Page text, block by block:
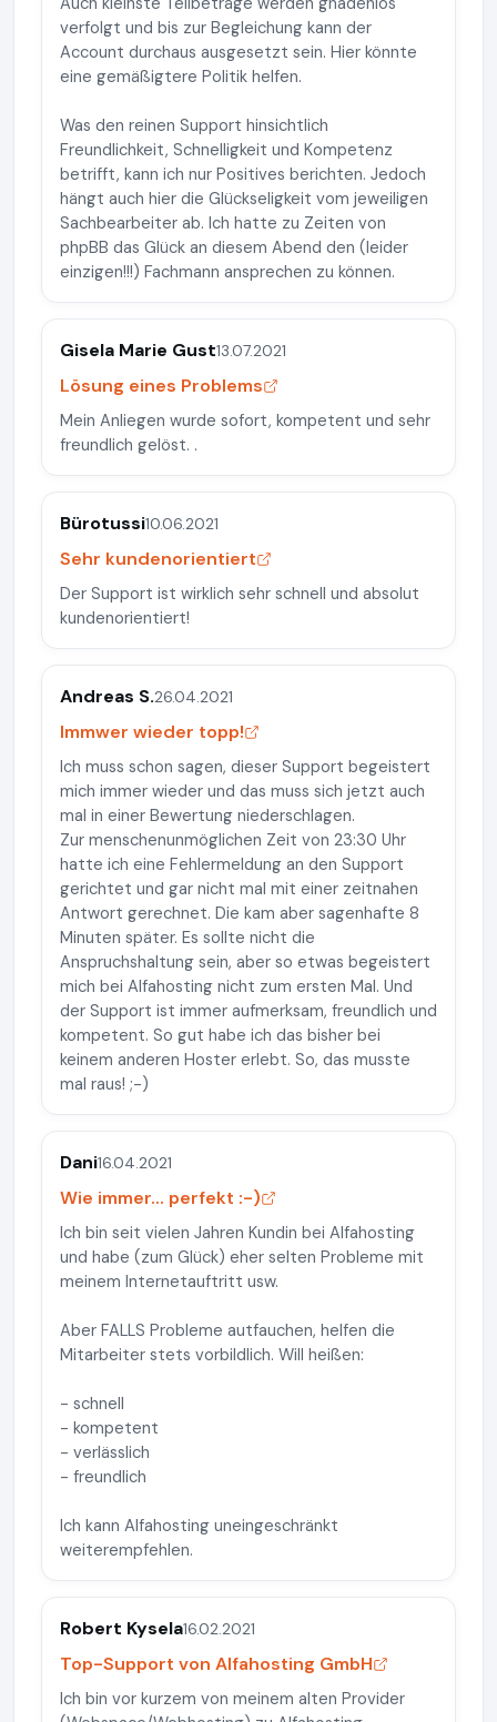
verfolgt und bis zur Begleichung kann der
Account durchaus ausgesetzt sein. Hier könnte
eine gemäßigtere Politik helfen.
Was den reinen Support hinsichtlich
Freundlichkeit, Schnelligkeit und Kompetenz
betrifft, kann ich nur Positives berichten. Jedoch
hängt auch hier die Glückseligkeit vom jeweiligen
Sachbearbeiter ab. Ich hatte zu Zeiten von
phpBB das Glück an diesem Abend den (leider
einzigen!!!) Fachmann ansprechen zu können.
Gisela Marie Gust13.07.2021
Lösung eines Problems
Mein Anliegen wurde sofort, kompetent und sehr
freundlich gelöst. .
Bürotussi10.06.2021
Sehr kundenorientiert
Der Support ist wirklich sehr schnell und absolut
kundenorientiert!
Andreas S.26.04.2021
Immwer wieder topp!
Ich muss schon sagen, dieser Support begeistert
mich immer wieder und das muss sich jetzt auch
mal in einer Bewertung niederschlagen.
Zur menschenunmöglichen Zeit von 23:30 Uhr
hatte ich eine Fehlermeldung an den Support
gerichtet und gar nicht mal mit einer zeitnahen
Antwort gerechnet. Die kam aber sagenhafte 8
Minuten später. Es sollte nicht die
Anspruchshaltung sein, aber so etwas begeistert
mich bei Alfahosting nicht zum ersten Mal. Und
der Support ist immer aufmerksam, freundlich und
kompetent. So gut habe ich das bisher bei
keinem anderen Hoster erlebt. So, das musste
mal raus! ;-)
Dani16.04.2021
Wie immer... perfekt :-)
Ich bin seit vielen Jahren Kundin bei Alfahosting
und habe (zum Glück) eher selten Probleme mit
meinem Internetauftritt usw.
Aber FALLS Probleme autfauchen, helfen die
Mitarbeiter stets vorbildlich. Will heißen:
- schnell
- kompetent
- verlässlich
- freundlich
Ich kann Alfahosting uneingeschränkt
weiterempfehlen.
Robert Kysela16.02.2021
Top-Support von Alfahosting GmbH
Ich bin vor kurzem von meinem alten Provider